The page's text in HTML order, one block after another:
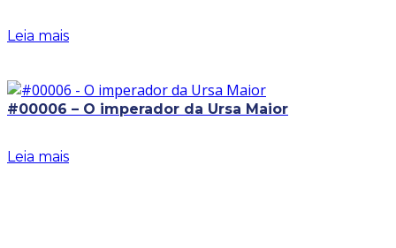
Leia mais
#00006 – O imperador da Ursa Maior
Leia mais